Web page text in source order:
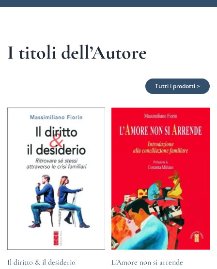
I titoli dell’Autore
Tutti i prodotti >
Il diritto & il desiderio L’Amore non si arrende